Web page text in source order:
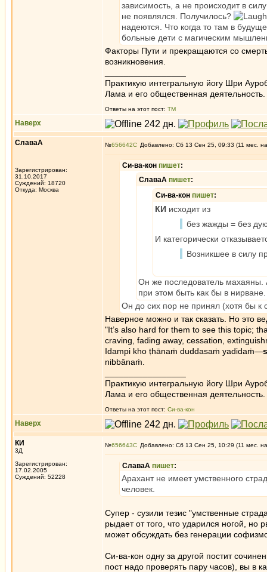
зависимость, а не происходит в
не появлялся. Получилось?
надеются. Что когда то там в
больные дети с магическим
Факторы Пути и прекращаются со
возникновения.
Практикую интегральную йогу Шри
Лама и его общественная деятельность.
Ответы на этот пост: ТМ
Наверх
СлаваА
Зарегистрирован:
31.10.2017
Суждений: 18720
Откуда: Москва
№656642 Добавлено: Сб 13 Сен 25, 09:33 (11 мес.
Си-ва-кон пишет:
СлаваА пишет:
Си-ва-кон пишет:
КИ исходит из
без жажды = без
И категорически
Возникшее в силу
Он же последователь
при этом быть как бы в нирване.
Он до сих пор не принял (хотя бы к
Наверное можно и так сказать. Но это
"It’s also hard for them to see this topic;
craving, fading away, cessation,
Idampi kho ṭhānaṁ duddasaṁ yadidaṁ—
nibbānaṁ.
Практикую интегральную йогу Шри
Лама и его общественная деятельность.
Ответы на этот пост: Си-ва-кон
Наверх
КИ
3Д
Зарегистрирован:
17.02.2005
Суждений: 52228
№656643 Добавлено: Сб 13 Сен 25, 10:29 (11 мес.
СлаваА пишет:
Арахант не имеет умственного
человек.
Супер - сузили тезис "умственные
рыдает от того, что ударился ногой, но
может обсуждать без генерации
Си-ва-кон одну за другой постит
пост надо проверять пару часов), вы